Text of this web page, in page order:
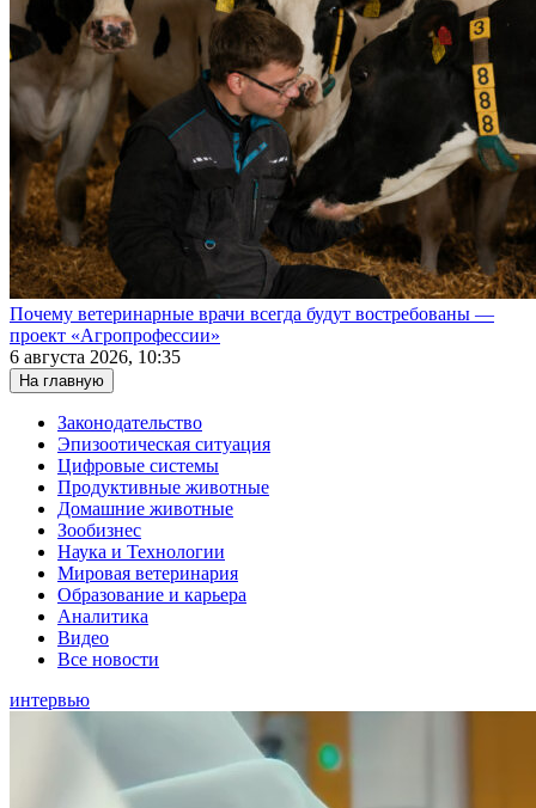
Почему ветеринарные врачи всегда будут востребованы —
проект «Агропрофессии»
6 августа 2026, 10:35
На главную
Законодательство
Эпизоотическая ситуация
Цифровые системы
Продуктивные животные
Домашние животные
Зообизнес
Наука и Технологии
Мировая ветеринария
Образование и карьера
Аналитика
Видео
Все новости
интервью